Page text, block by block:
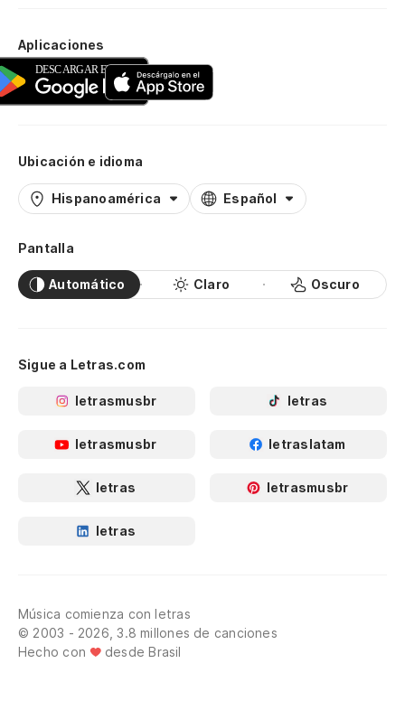
Aplicaciones
Ubicación e idioma
Hispanoamérica Español
Pantalla
Automático Claro Oscuro
Sigue a Letras.com
letrasmusbr letras
letrasmusbr letraslatam
letras letrasmusbr
letras
Música comienza con letras
© 2003 - 2026, 3.8 millones de canciones
Hecho con
desde Brasil